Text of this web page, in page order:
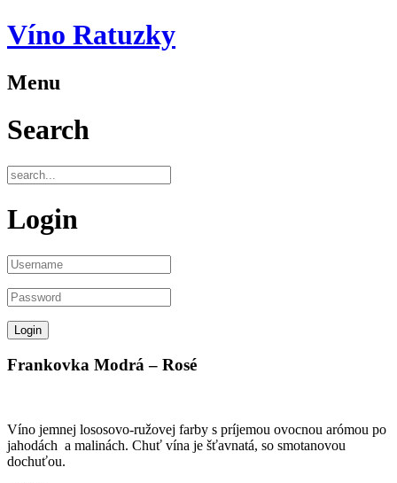
Víno Ratuzky
Menu
Search
Login
Frankovka Modrá – Rosé
Víno jemnej lososovo-ružovej farby s príjemou ovocnou arómou po
jahodách a malinách. Chuť vína je šťavnatá, so smotanovou
dochuťou.